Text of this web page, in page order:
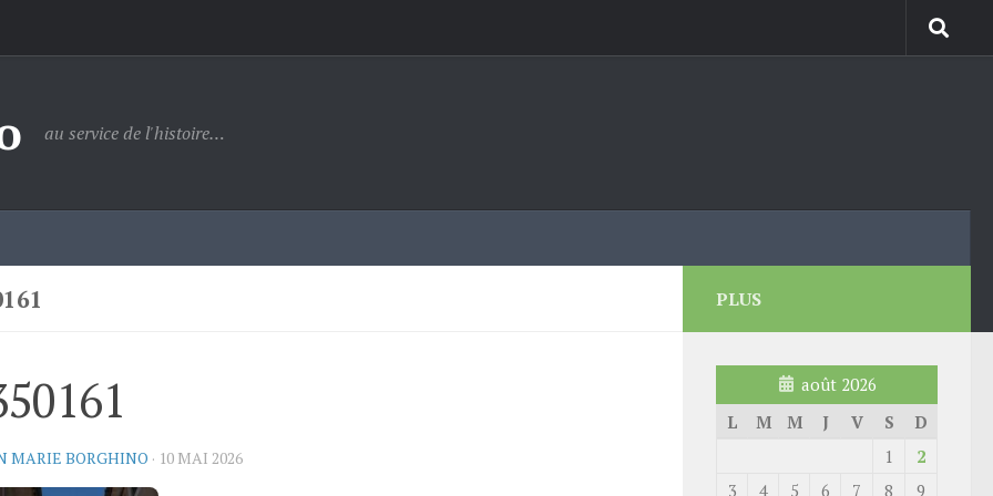
au service de l'histoire…
MARIE BORGHINO · 10 MAI 2026
PLUS
août 2026
L
M M J V S
D
1
2
3
4 5 6 7 8
9